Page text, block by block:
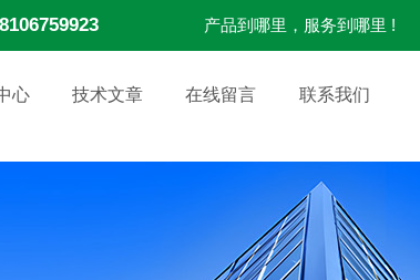
产品到哪里，服务到哪里 !
心 技术文章 在线留言 联系我们